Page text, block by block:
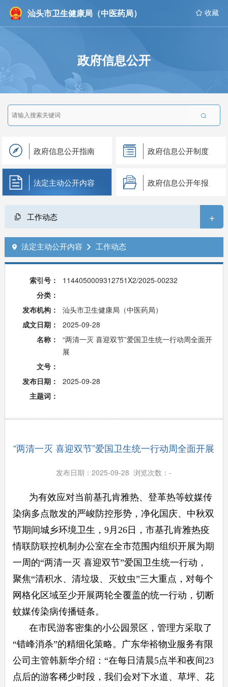
汕头市卫生健康局（中医药局）  收藏
政府信息公开

政府信息公开指南 政府信息公开制度
法定主动公开内容 政府信息公开年报
工作动态 +
 法定主动公开内容  工作动态
索引号：
1144050009312751X2/2025-00232
分类：
发布机构：
汕头市卫生健康局（中医药局）
成文日期：
2025-09-28
名称：
“两清一灭 喜迎双节”爱国卫生统一行动周全面开
展
文号：
发布日期：
2025-09-28
主题词：
“两清一灭 喜迎双节”爱国卫生统一行动周全面开展
发布日期：2025-09-28 浏览次数：-
为有效应对当前基孔肯雅热、登革热等蚊媒传
染病多点散发的严峻防控形势，净化国庆、中秋双
节期间城乡环境卫生，9月26日，市基孔肯雅热疫
情联防联控机制办公室在全市范围内组织开展为期
一周的“两清一灭 喜迎双节”爱国卫生统一行动，
聚焦“清积水、清垃圾、灭蚊虫”三大重点，对每个
网格化区域至少开展两轮全覆盖的统一行动，切断
蚊媒传染病传播链条。
在市民游客密集的小公园景区，管理方采取了
“错峰消杀”的精细化策略。广东华裕物业服务有限
公司主管韩新华介绍：“在每日清晨5点半和夜间23
点后的游客稀少时段，我们会对下水道、草坪、花